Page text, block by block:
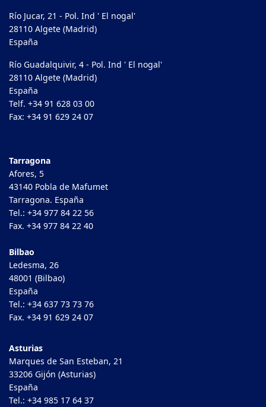
Río Jucar, 21 - Pol. Ind ' El nogal'
28110 Algete (Madrid)
España
Río Guadalquivir, 4 - Pol. Ind ' El nogal'
28110 Algete (Madrid)
España
Telf. +34 91 628 03 00
Fax: +34 91 629 24 07
Tarragona
Afores, 5
43140 Pobla de Mafumet
Tarragona. España
Tel.: +34 977 84 22 56
Fax. +34 977 84 22 40
Bilbao
Ledesma, 26
48001 (Bilbao)
España
Tel.: +34 637 73 73 76
Fax. +34 91 629 24 07
Asturias
Marques de San Esteban, 21
33206 Gijón (Asturias)
España
Tel.: +34 985 17 64 37